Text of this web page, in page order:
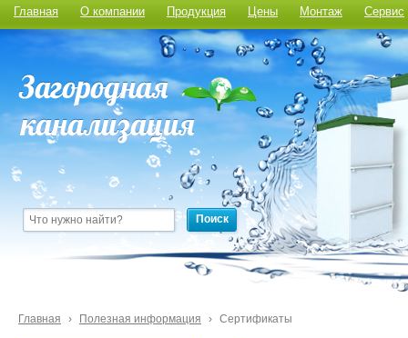
Главная О компании Продукция Цены Монтаж Сервис
Поиск
Главная › Полезная информация › Сертификаты